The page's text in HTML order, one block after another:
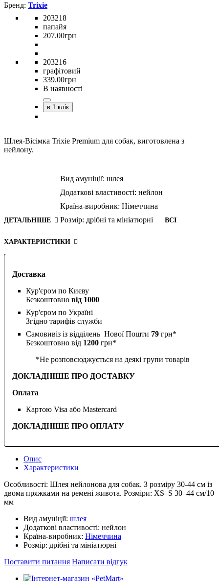
Доставка
Кур'єром по Києву
Безкоштовно від 1000
Кур'єром по Україні
Згідно тарифів служби
Самовивіз із відділень Нової Пошти 79 грн*
Безкоштовно від 1200 грн*
*Не розповсюджується на деякі групи товарів
ДОКЛАДНІШЕ ПРО ДОСТАВКУ
Оплата
Картою Visa або Mastercard
ДОКЛАДНІШЕ ПРО ОПЛАТУ
Trixie
203218
папайя
207.00грн
203216
графітовий
339.00грн
В наявності
в 1 клік
Шлея-Вісімка Trixie Premium для собак, виготовлена з
нейлону.
ДЕТАЛЬНІШЕ
Вид амуніції: шлея
Додаткові властивості: нейлон
Країна-виробник: Німеччина
Розмір: дрібні та мініатюрні ВСІ
ХАРАКТЕРИСТИКИ
Опис
Характеристики
Особливості: Шлея нейлонова для собак. З розміру 30-44 см із
двома пряжками на ремені живота. Розміри: XS–S 30–44 см/10
мм
Вид амуніції: шлея
Додаткові властивості: нейлон
Країна-виробник: Німеччина
Розмір: дрібні та мініатюрні
Поставити питання Написати відгук